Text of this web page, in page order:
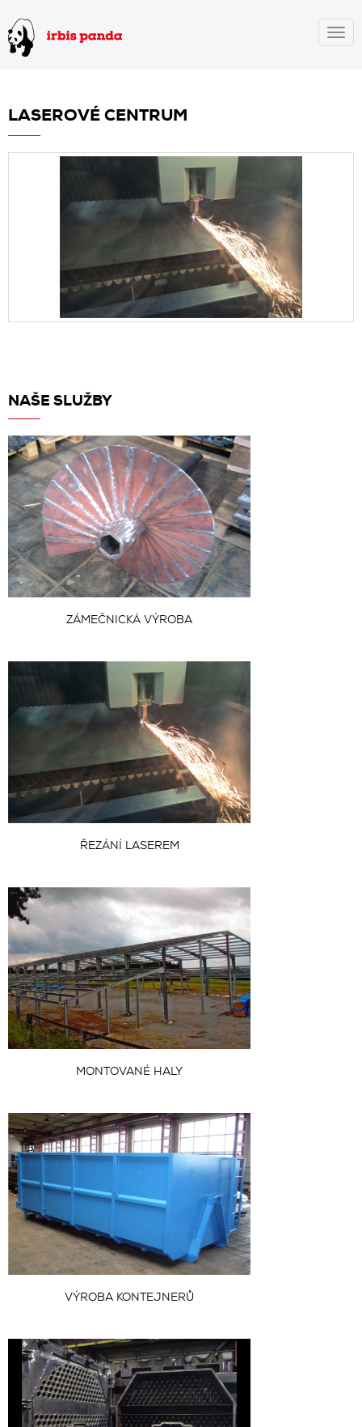
LASEROVÉ CENTRUM
NAŠE SLUŽBY
ZÁMEČNICKÁ VÝROBA
ŘEZÁNÍ LASEREM
MONTOVANÉ HALY
VÝROBA KONTEJNERŮ